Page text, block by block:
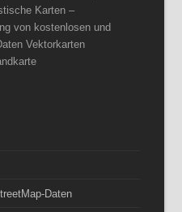
Karten –
von kostenlosen und
Vektorkarten
Daten